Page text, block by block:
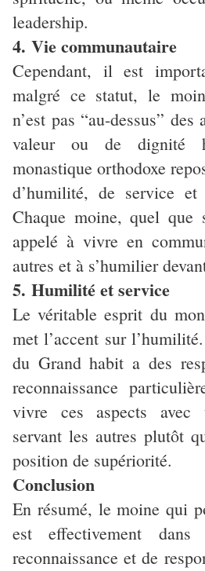
leadership.
4. Vie communautaire
Cependant, il est
malgré ce statut, le
n’est pas “au-dessus”
valeur ou de dignité
monastique orthodoxe
d’humilité, de service et
Chaque moine, quel que
appelé à vivre en
autres et à s’humilier
5. Humilité et service
Le véritable esprit du
met l’accent sur
du Grand habit a des
reconnaissance
vivre ces aspects
servant les autres plutôt
position de supériorité.
Conclusion
En résumé, le moine qui
est effectivement
reconnaissance et de